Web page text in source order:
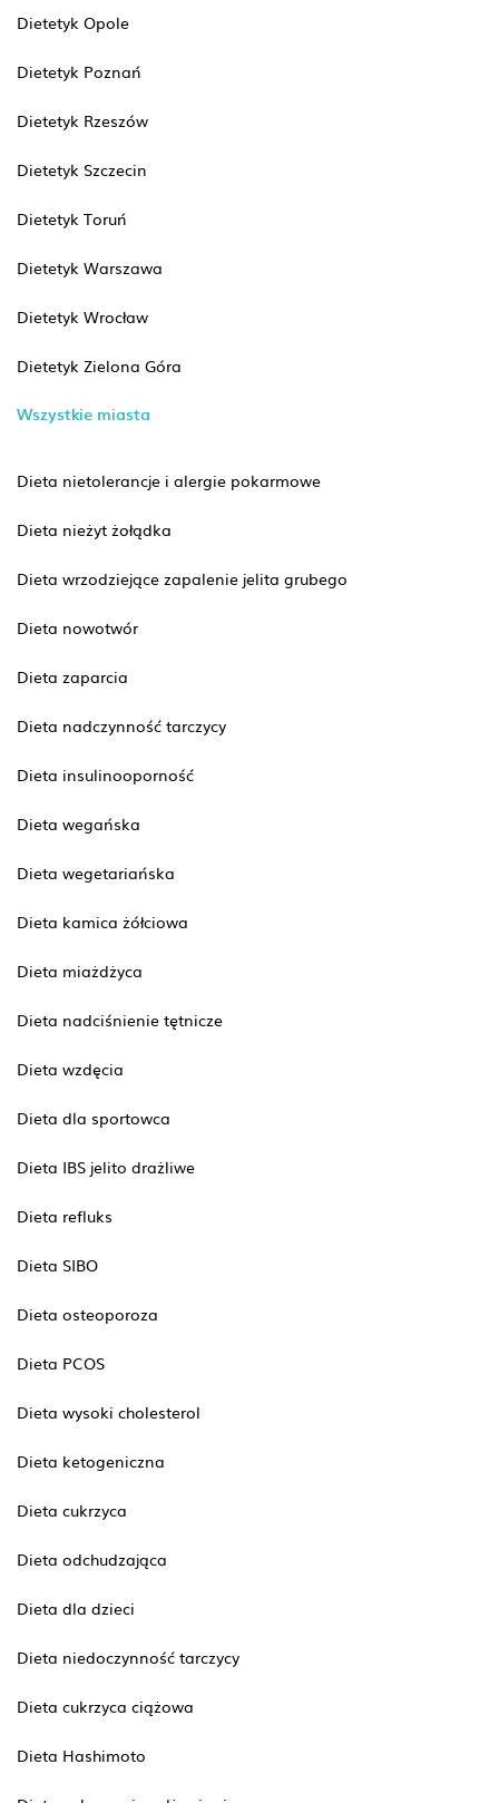
Dietetyk Opole
Dietetyk Poznań
Dietetyk Rzeszów
Dietetyk Szczecin
Dietetyk Toruń
Dietetyk Warszawa
Dietetyk Wrocław
Dietetyk Zielona Góra
Wszystkie miasta
Dieta nietolerancje i alergie pokarmowe
Dieta nieżyt żołądka
Dieta wrzodziejące zapalenie jelita grubego
Dieta nowotwór
Dieta zaparcia
Dieta nadczynność tarczycy
Dieta insulinooporność
Dieta wegańska
Dieta wegetariańska
Dieta kamica żółciowa
Dieta miażdżyca
Dieta nadciśnienie tętnicze
Dieta wzdęcia
Dieta dla sportowca
Dieta IBS jelito drażliwe
Dieta refluks
Dieta SIBO
Dieta osteoporoza
Dieta PCOS
Dieta wysoki cholesterol
Dieta ketogeniczna
Dieta cukrzyca
Dieta odchudzająca
Dieta dla dzieci
Dieta niedoczynność tarczycy
Dieta cukrzyca ciążowa
Dieta Hashimoto